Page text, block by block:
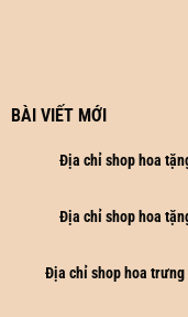
BÀI VIẾT MỚI
Địa chỉ shop hoa
Địa chỉ shop hoa
Địa chỉ shop hoa trưng